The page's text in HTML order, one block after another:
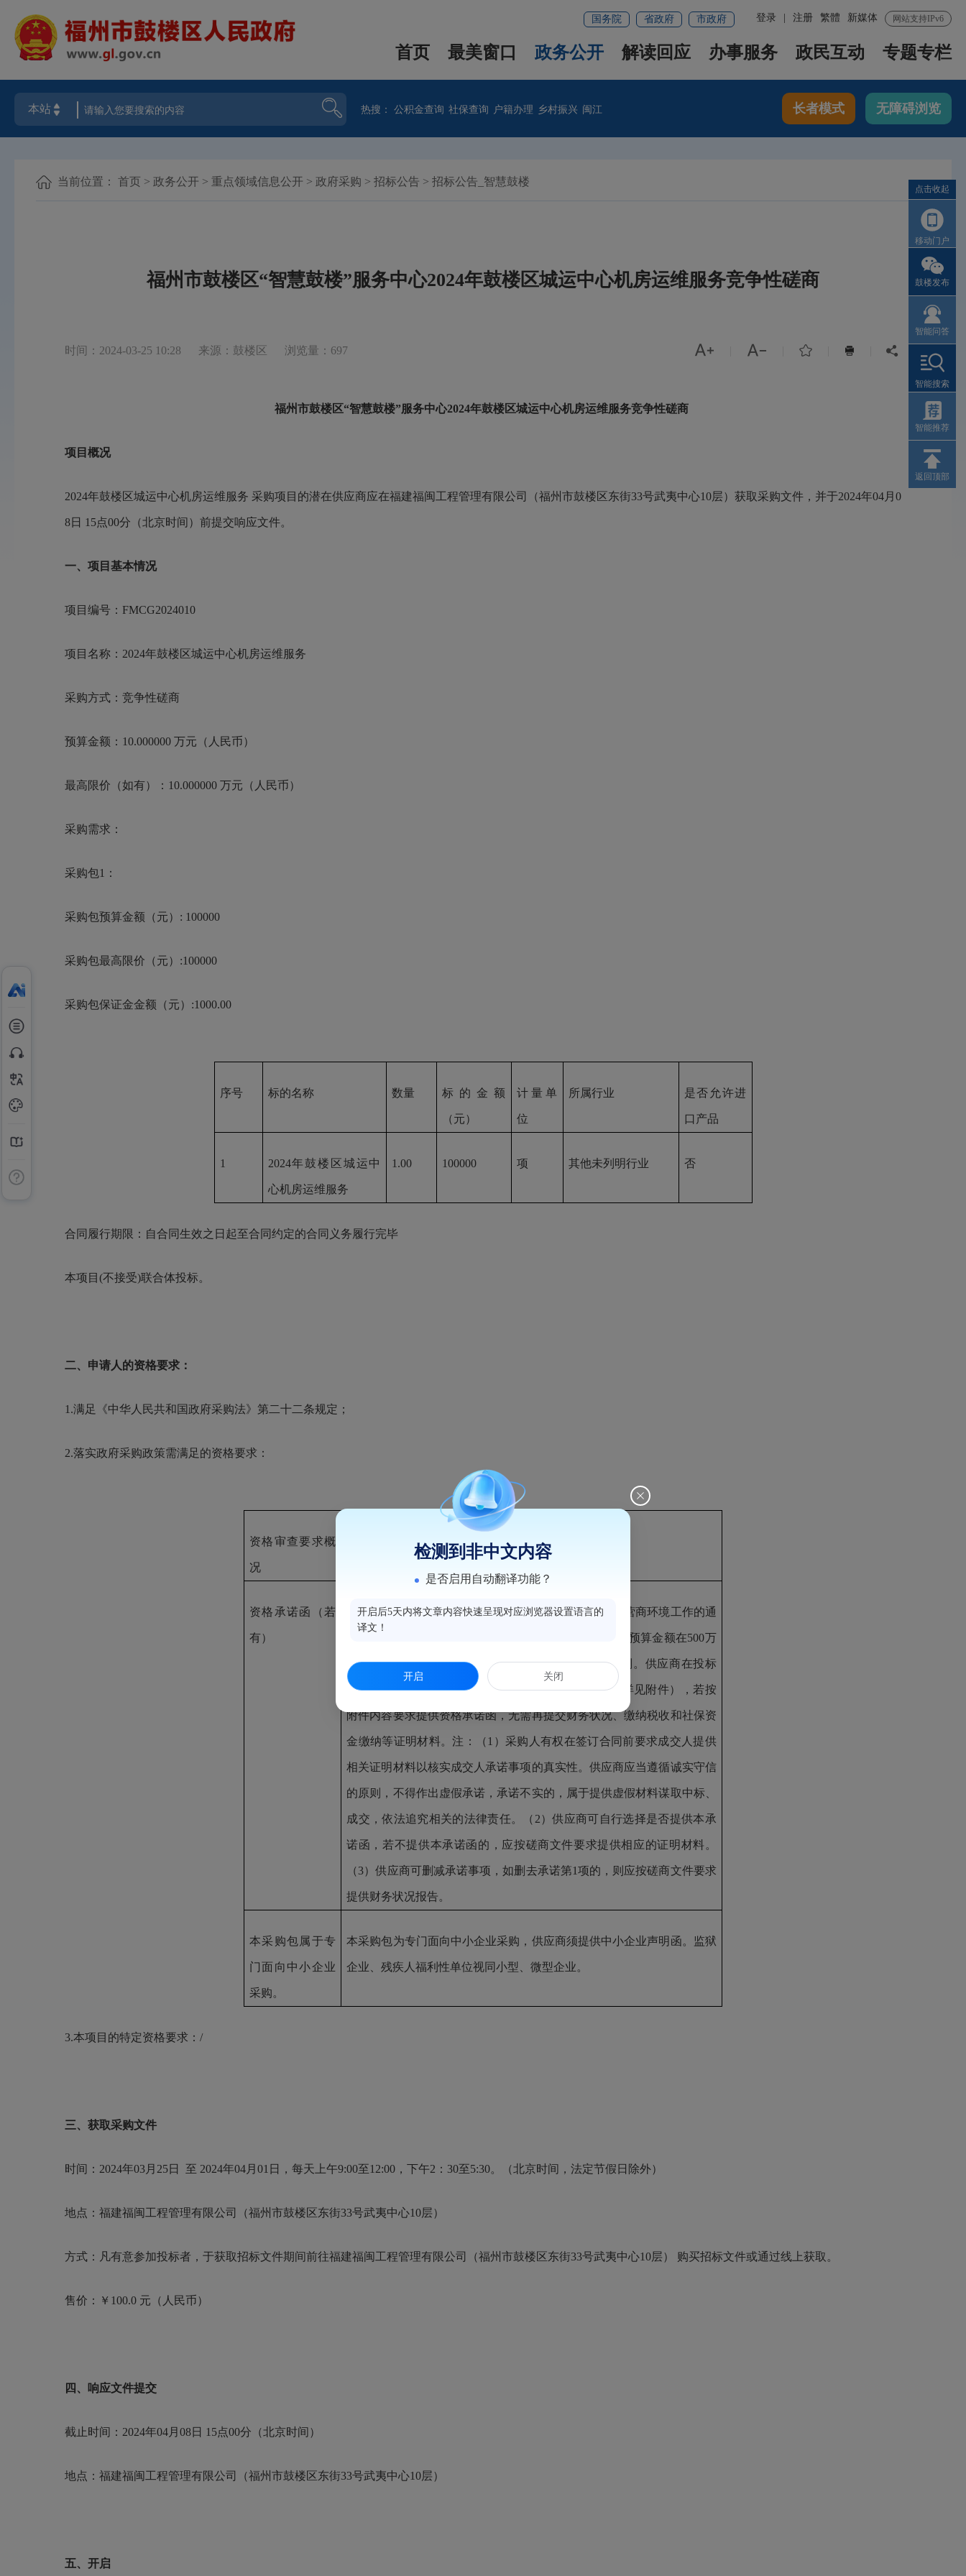
网站支持IPv6
新媒体
繁體
登录 注册
国务院 省政府 市政府
首页 最美窗口 政务公开 解读回应 办事服务 政民互动 专题专栏
热搜：公积金查询 社保查询 户籍办理 乡村振兴 闽江 长者模式 无障碍浏览
当前位置： 首页 > 政务公开 > 重点领域信息公开 > 政府采购 > 招标公告 > 招标公告_智慧鼓楼
福州市鼓楼区“智慧鼓楼”服务中心2024年鼓楼区城运中心机房运维服务竞争性磋商
时间：2024-03-25 10:28 来源：鼓楼区 浏览量：697     
福州市鼓楼区“智慧鼓楼”服务中心2024年鼓楼区城运中心机房运维服务竞争性磋商
项目概况
2024年鼓楼区城运中心机房运维服务 采购项目的潜在供应商应在福建福闽工程管理有限公司（福州市鼓楼区东街33号武夷中心10层）获取采购文件，并于2024年04月0
8日 15点00分（北京时间）前提交响应文件。
一、项目基本情况
项目编号： FMCG2024010
项目名称： 2024年鼓楼区城运中心机房运维服务
采购方式：竞争性磋商
预算金额： 10.000000 万元（人民币）
最高限价（如有）： 10.000000 万元（人民币）
采购需求：
采购包1：
采购包预算金额（元） : 100000
采购包最高限价（元） :100000
采购包保证金金额（元） :1000.00
序号 标的名称 数量 标的金额
（元）
计量单
位
所属行业 是否允许进
口产品
1 2024年鼓楼区城运中
心机房运维服务
1.00 100000 项 其他未列明行业 否
合同履行期限：自合同生效之日起至合同约定的合同义务履行完毕
本项目 (不接受)联合体投标。
二、申请人的资格要求：
1.满足《中华人民共和国政府采购法》第二十二条规定；
2.落实政府采购政策需满足的资格要求：
资格审查要求概
况
评审点具体描述
资格承诺函（若
有）
根据《福州市财政局关于进一步推进政府采购领域优化营商环境工作的通
2021〕52号）要求，2022年1月1日起，预算金额在500万
元以内的政府采购项目推行供应商资格证明材料承诺制。供应商在投标
（响应）时，可自行选择是否提供资格承诺函 （格式详见附件），若按
附件内容要求提供资格承诺函，无需再提交财务状况、缴纳税收和社保资
金缴纳等证明材料。注：（1）采购人有权在签订合同前要求成交人提供
相关证明材料以核实成交人承诺事项的真实性。供应商应当遵循诚实守信
的原则，不得作出虚假承诺，承诺不实的，属于提供虚假材料谋取中标、
成交，依法追究相关的法律责任。（2）供应商可自行选择是否提供本承
诺函，若不提供本承诺函的，应按磋商文件要求提供相应的证明材料。
（3）供应商可删减承诺事项，如删去承诺第1项的，则应按磋商文件要求
提供财务状况报告。
本采购包属于专
门面向中小企业
采购。
本采购包为专门面向中小企业采购，供应商须提供中小企业声明函。监狱
企业、残疾人福利性单位视同小型、微型企业。
3.本项目的特定资格要求：/
三、获取采购文件
时间： 2024年03月25日 至 2024年04月01日，每天上午9:00至12:00，下午2：30至5:30。（北京时间，法定节假日除外）
地点：福建福闽工程管理有限公司（福州市鼓楼区东街33号武夷中心10层）
方式：凡有意参加投标者，于获取招标文件期间前往福建福闽工程管理有限公司（福州市鼓楼区东街33号武夷中心10层） 购买招标文件或通过线上获取。
售价：￥ 100.0 元（人民币）
四、响应文件提交
截止时间： 2024年04月08日 15点00分（北京时间）
地点：福建福闽工程管理有限公司（福州市鼓楼区东街33号武夷中心10层）
五、开启
点击收起
移动门户
鼓楼发布
智能问答
智能搜索
智能推荐
返回顶部
检测到非中文内容
是否启用自动翻译功能？
开启后5天内将文章内容快速呈现对应浏览器设置语言的
译文！
开启 关闭